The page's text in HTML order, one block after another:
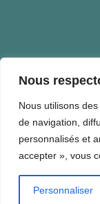
Nous
Nous utilisons
de navigation,
personnalisés et
accepter », vous
Personnaliser